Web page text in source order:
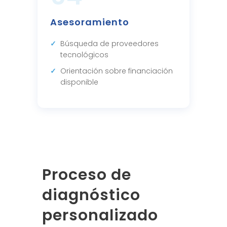
Asesoramiento
Búsqueda de proveedores
tecnológicos
Orientación sobre financiación
disponible
Proceso de
diagnóstico
personalizado